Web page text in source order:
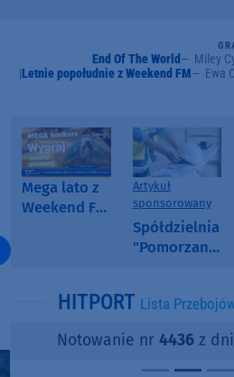
End Of The World
Miley
Letnie popołudnie z Weekend FM
Ewa
Mega lato z
Weekend FM
Artykuł
sponsorowany
Spółdzielnia
"Pomorzanka"
informuje o
i ofertach
najmu
HITPORT Lista
Notowanie nr 4436 z